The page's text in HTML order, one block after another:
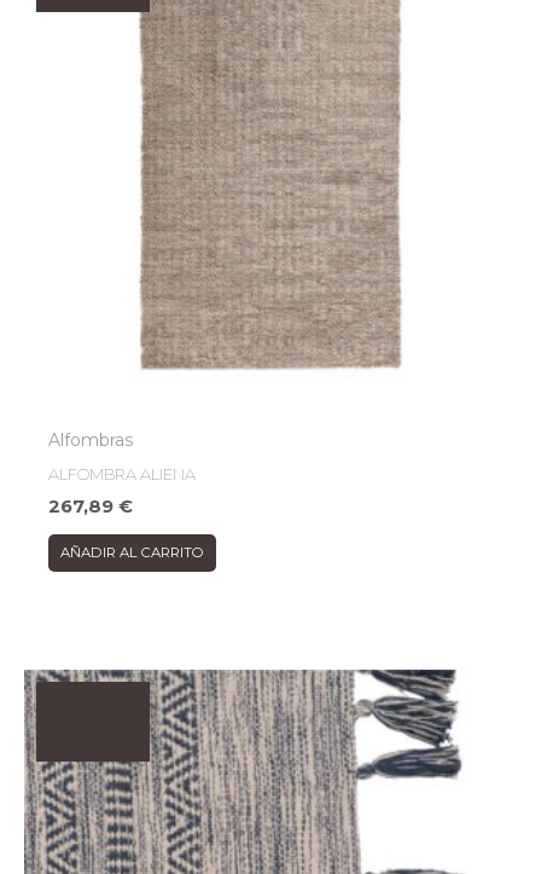
Alfombras
ALFOMBRA ALIENA
267,89 €
AÑADIR AL CARRITO